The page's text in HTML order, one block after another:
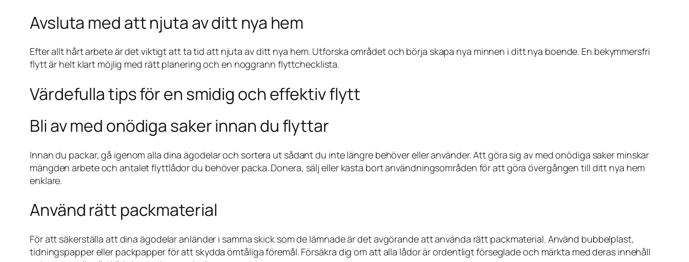
Avsluta med att njuta av ditt nya hem
Efter allt hårt arbete är det viktigt att ta tid att njuta av ditt nya hem. Utforska området och börja skapa nya minnen i ditt nya boende. En bekymmersfri
flytt är helt klart möjlig med rätt planering och en noggrann flyttchecklista.
Värdefulla tips för en smidig och effektiv flytt
Bli av med onödiga saker innan du flyttar
Innan du packar, gå igenom alla dina ägodelar och sortera ut sådant du inte längre behöver eller använder. Att göra sig av med onödiga saker minskar
mängden arbete och antalet flyttlådor du behöver packa. Donera, sälj eller kasta bort användningsområden för att göra övergången till ditt nya hem
enklare.
Använd rätt packmaterial
För att säkerställa att dina ägodelar anländer i samma skick som de lämnade är det avgörande att använda rätt packmaterial. Använd bubbelplast,
tidningspapper eller packpapper för att skydda ömtåliga föremål. Försäkra dig om att alla lådor är ordentligt förseglade och märkta med deras innehåll